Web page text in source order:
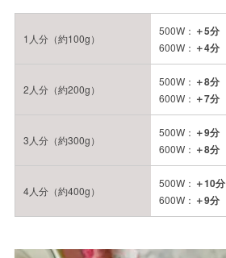
1人分（約100g）
500W： ＋5分
600W： ＋4分
2人分（約200g）
500W： ＋8分
600W： ＋7分
3人分（約300g）
500W： ＋9分
600W： ＋8分
4人分（約400g）
500W： ＋10分
600W： ＋9分